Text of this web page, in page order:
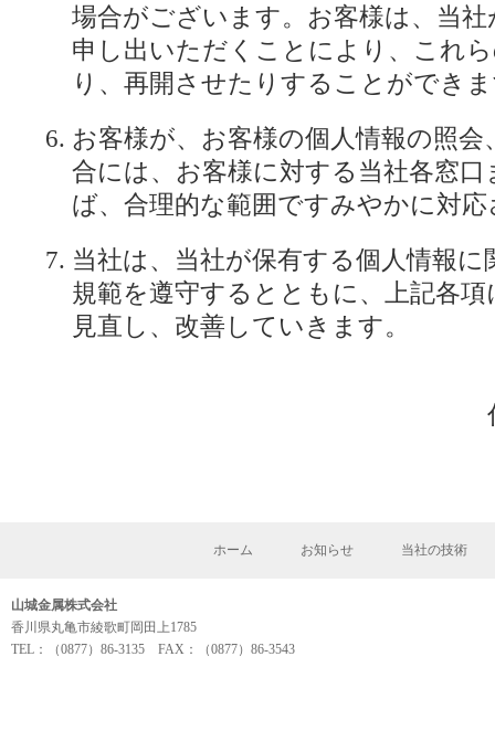
場合がございます。お客様は、当
申し出いただくことにより、これ
り、再開させたりすることができ
お客様が、お客様の個人情報の照
合には、お客様に対する当社各窓
ば、合理的な範囲ですみやかに対
当社は、当社が保有する個人情報
規範を遵守するとともに、上記各
見直し、改善していきます。
ホーム お知らせ 当社の技術
山城金属株式会社
香川県丸亀市綾歌町岡田上1785
TEL：（0877）86-3135 FAX：（0877）86-3543